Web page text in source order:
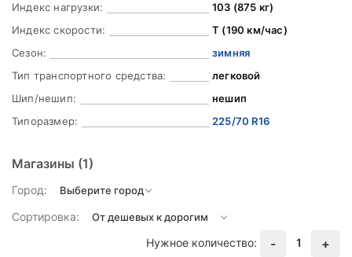
Индекс нагрузки:
103 (875 кг)
Индекс скорости:
T (190 км/час)
Сезон:
зимняя
Тип транспортного средства:
легковой
Шип/нешип:
нешип
Типоразмер:
225/70 R16
Магазины (1)
Город:
Сортировка:
Нужное количество:
- 1 +